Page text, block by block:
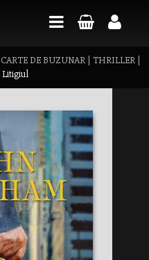
CARTE DE BUZUNAR| THRILLER|
Litigiul